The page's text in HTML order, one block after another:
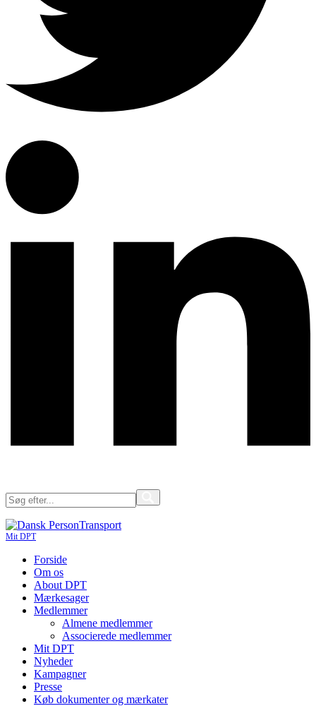
Mit DPT
Forside
Om os
About DPT
Mærkesager
Medlemmer
Almene medlemmer
Associerede medlemmer
Mit DPT
Nyheder
Kampagner
Presse
Køb dokumenter og mærkater